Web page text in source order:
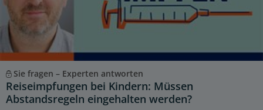
Sie fragen – Experten antworten
Reiseimpfungen bei Kindern: Müssen
Abstandsregeln eingehalten werden?